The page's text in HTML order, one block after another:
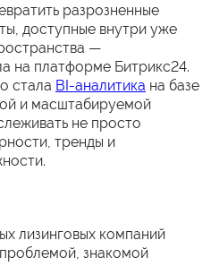
разрозненные
доступные внутри уже
—
на платформе Битрикс24.
стала BI-аналитика на базе
и масштабируемой
не просто
тренды и
лизинговых компаний
знакомой